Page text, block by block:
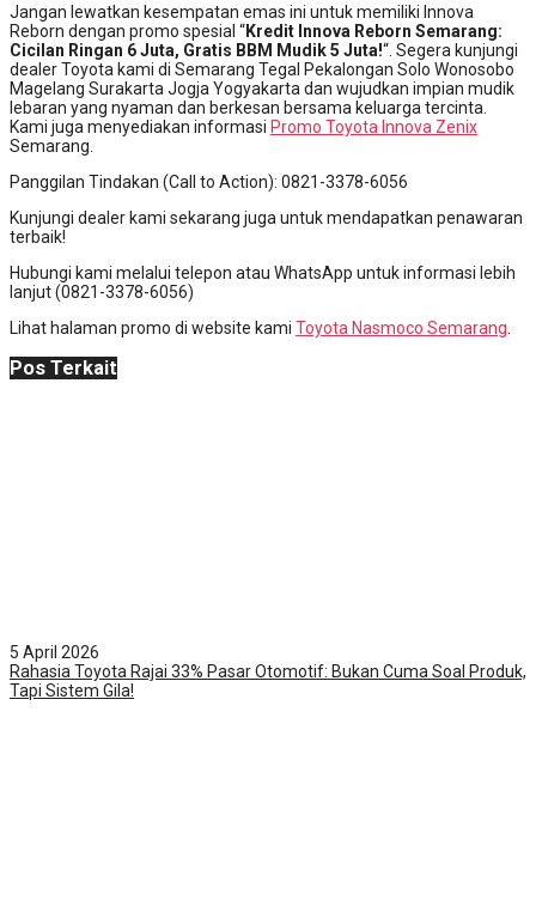
Jangan lewatkan kesempatan emas ini untuk memiliki Innova
Reborn dengan promo spesial “Kredit Innova Reborn Semarang:
Cicilan Ringan 6 Juta, Gratis BBM Mudik 5 Juta!“. Segera kunjungi
dealer Toyota kami di Semarang Tegal Pekalongan Solo Wonosobo
Magelang Surakarta Jogja Yogyakarta dan wujudkan impian mudik
lebaran yang nyaman dan berkesan bersama keluarga tercinta.
Kami juga menyediakan informasi Promo Toyota Innova Zenix
Semarang.
Panggilan Tindakan (Call to Action): 0821-3378-6056
Kunjungi dealer kami sekarang juga untuk mendapatkan penawaran
terbaik!
Hubungi kami melalui telepon atau WhatsApp untuk informasi lebih
lanjut (0821-3378-6056)
Lihat halaman promo di website kami Toyota Nasmoco Semarang
Pos Terkait
5 April 2026
Rahasia Toyota Rajai 33% Pasar Otomotif: Bukan Cuma Soal Produk,
Tapi Sistem Gila!